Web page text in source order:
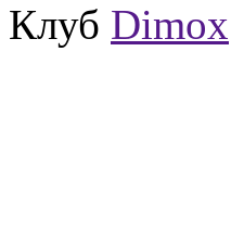
Клуб Dimox